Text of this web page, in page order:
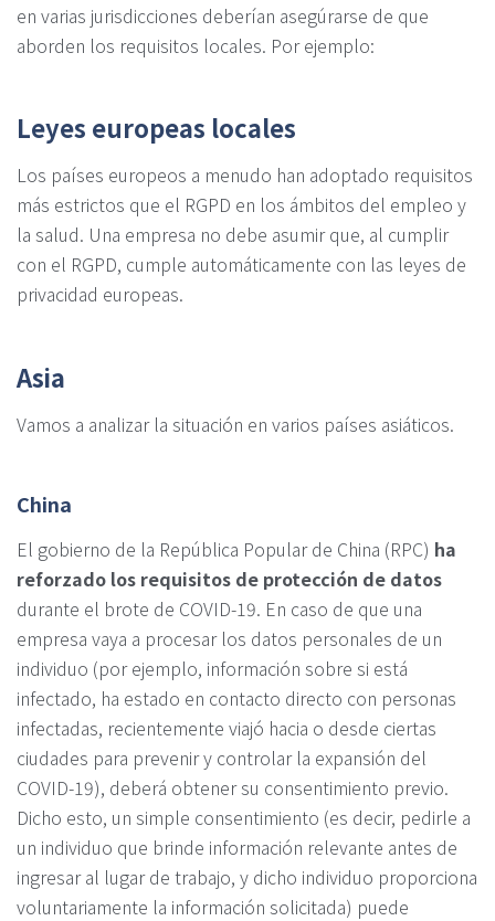
en varias jurisdicciones deberían asegúrarse de que
aborden los requisitos locales. Por ejemplo:
Leyes europeas locales
Los países europeos a menudo han adoptado requisitos
más estrictos que el RGPD en los ámbitos del empleo y
la salud. Una empresa no debe asumir que, al cumplir
con el RGPD, cumple automáticamente con las leyes de
privacidad europeas.
Asia
Vamos a analizar la situación en varios países asiáticos.
China
El gobierno de la República Popular de China (RPC) ha
reforzado los requisitos de protección de datos
durante el brote de COVID-19. En caso de que una
empresa vaya a procesar los datos personales de un
individuo (por ejemplo, información sobre si está
infectado, ha estado en contacto directo con personas
infectadas, recientemente viajó hacia o desde ciertas
ciudades para prevenir y controlar la expansión del
COVID-19), deberá obtener su consentimiento previo.
Dicho esto, un simple consentimiento (es decir, pedirle a
un individuo que brinde información relevante antes de
ingresar al lugar de trabajo, y dicho individuo proporciona
voluntariamente la información solicitada) puede